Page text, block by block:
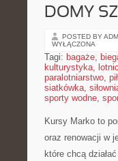
DOMY
POSTED BY
WYŁĄCZONA
Tagi: bagaże,
kulturystyka,
paralotniarstwo,
siatkówka,
sporty wodne,
Kursy Marko to
oraz renowacji w
które chcą